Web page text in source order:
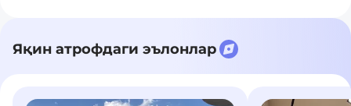
Яқин атрофдаги эълонлар